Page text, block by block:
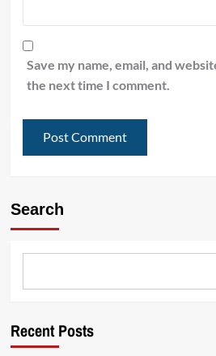
Save my name, email, and
the next time I comment.
Search
Recent Posts